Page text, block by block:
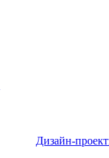
Дизайн-